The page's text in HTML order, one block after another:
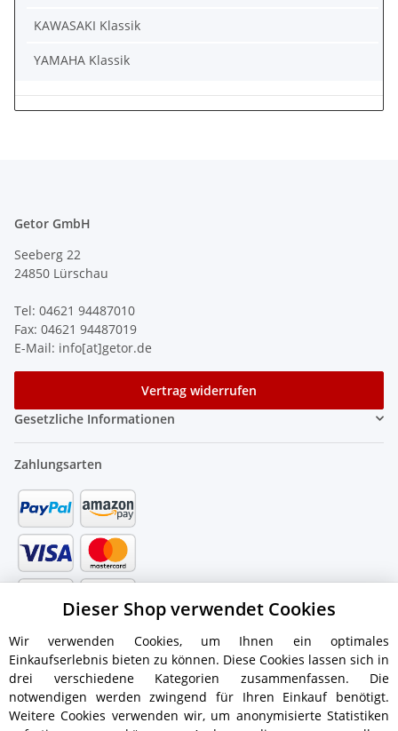
KAWASAKI Klassik
YAMAHA Klassik
Getor GmbH
Seeberg 22
24850 Lürschau
Tel: 04621 94487010
Fax: 04621 94487019
E-Mail: info[at]getor.de
Vertrag widerrufen
Gesetzliche Informationen
Zahlungsarten
Dieser Shop verwendet Cookies
Wir verwenden Cookies, um Ihnen ein optimales
Einkaufserlebnis bieten zu können. Diese Cookies lassen sich in
drei verschiedene Kategorien zusammenfassen. Die
notwendigen werden zwingend für Ihren Einkauf benötigt.
Weitere Cookies verwenden wir, um anonymisierte Statistiken